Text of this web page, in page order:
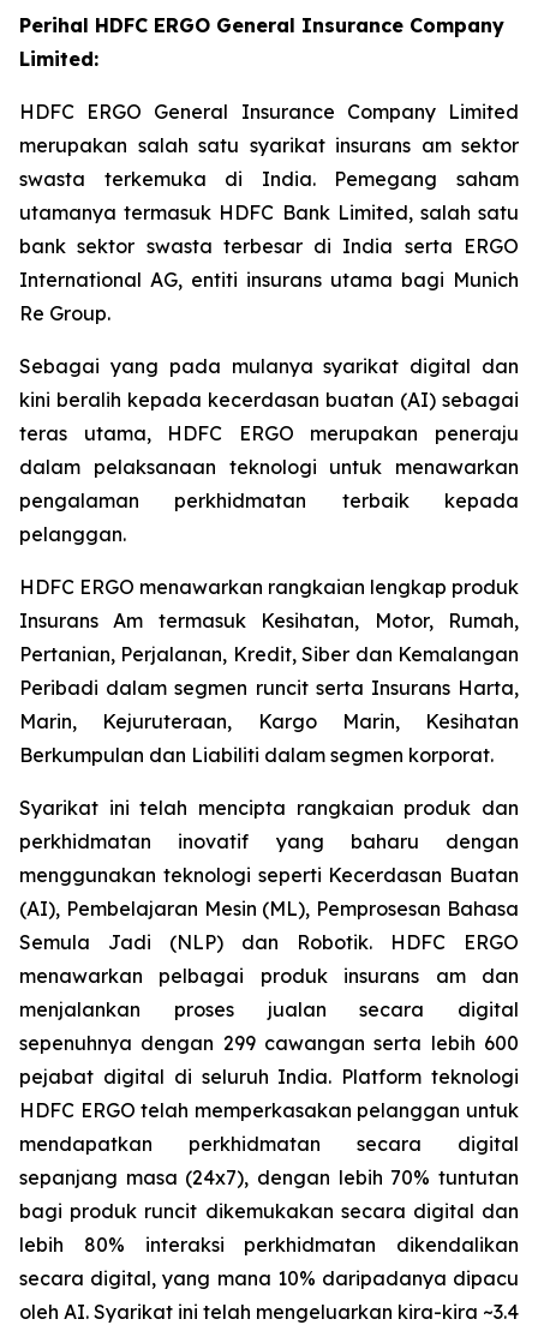
Perihal HDFC ERGO General Insurance Company
Limited:
HDFC ERGO General Insurance Company Limited
merupakan salah satu syarikat insurans am sektor
swasta terkemuka di India. Pemegang saham
utamanya termasuk HDFC Bank Limited, salah satu
bank sektor swasta terbesar di India serta ERGO
International AG, entiti insurans utama bagi Munich
Re Group.
Sebagai yang pada mulanya syarikat digital dan
kini beralih kepada kecerdasan buatan (AI) sebagai
teras utama, HDFC ERGO merupakan peneraju
dalam pelaksanaan teknologi untuk menawarkan
pengalaman perkhidmatan terbaik kepada
pelanggan.
HDFC ERGO menawarkan rangkaian lengkap produk
Insurans Am termasuk Kesihatan, Motor, Rumah,
Pertanian, Perjalanan, Kredit, Siber dan Kemalangan
Peribadi dalam segmen runcit serta Insurans Harta,
Marin, Kejuruteraan, Kargo Marin, Kesihatan
Berkumpulan dan Liabiliti dalam segmen korporat.
Syarikat ini telah mencipta rangkaian produk dan
perkhidmatan inovatif yang baharu dengan
menggunakan teknologi seperti Kecerdasan Buatan
(AI), Pembelajaran Mesin (ML), Pemprosesan Bahasa
Semula Jadi (NLP) dan Robotik. HDFC ERGO
menawarkan pelbagai produk insurans am dan
menjalankan proses jualan secara digital
sepenuhnya dengan 299 cawangan serta lebih 600
pejabat digital di seluruh India. Platform teknologi
HDFC ERGO telah memperkasakan pelanggan untuk
mendapatkan perkhidmatan secara digital
sepanjang masa (24x7), dengan lebih 70% tuntutan
bagi produk runcit dikemukakan secara digital dan
lebih 80% interaksi perkhidmatan dikendalikan
secara digital, yang mana 10% daripadanya dipacu
oleh AI. Syarikat ini telah mengeluarkan kira-kira ~3.4